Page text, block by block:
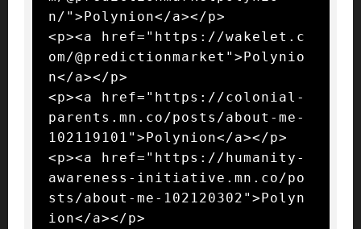
n/">Polynion</a></p>
<p><a href="https://wakelet.c
om/@predictionmarket">Polynio
n</a></p>
<p><a href="https://colonial-
parents.mn.co/posts/about-me-
102119101">Polynion</a></p>
<p><a href="https://humanity-
awareness-initiative.mn.co/po
sts/about-me-102120302">Polyn
ion</a></p>